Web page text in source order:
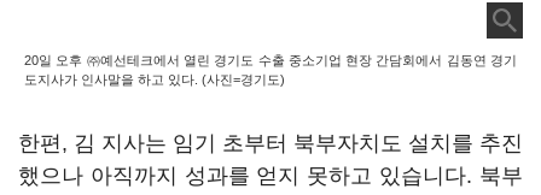
20일 오후 ㈜예선테크에서 열린 경기도 수출 중소기업 현장 간담회에서 김동연 경기
도지사가 인사말을 하고 있다. (사진=경기도)
한편, 김 지사는 임기 초부터 북부자치도 설치를 추진
했으나 아직까지 성과를 얻지 못하고 있습니다. 북부